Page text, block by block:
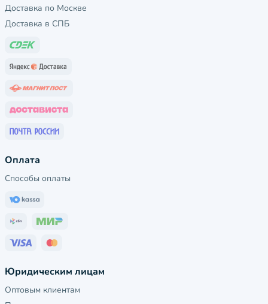
Доставка по Москве
Доставка в СПБ
Оплата
Способы оплаты
Юридическим лицам
Оптовым клиентам